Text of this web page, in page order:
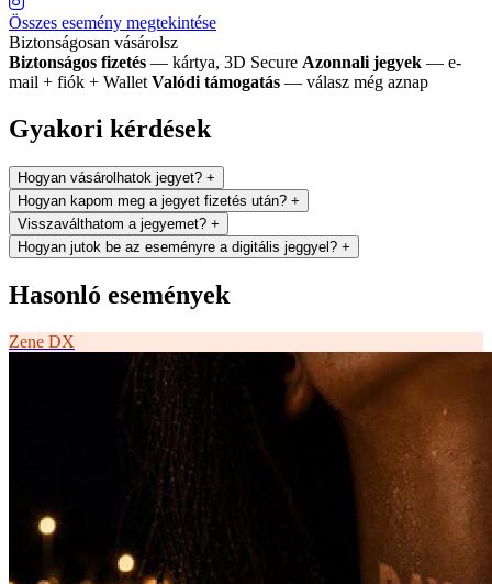
Összes esemény megtekintése
Biztonságosan vásárolsz
Biztonságos fizetés — kártya, 3D Secure Azonnali jegyek — e-
mail + fiók + Wallet Valódi támogatás — válasz még aznap
Gyakori kérdések
Hogyan vásárolhatok jegyet? +
Hogyan kapom meg a jegyet fizetés után? +
Visszaválthatom a jegyemet? +
Hogyan jutok be az eseményre a digitális jeggyel? +
Hasonló események
Zene DX